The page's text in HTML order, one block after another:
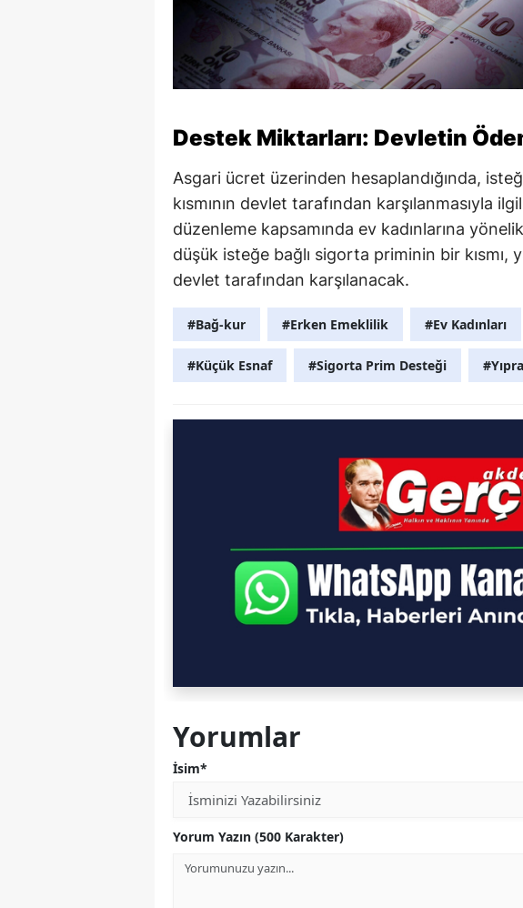
Destek Miktarları: Devletin
Asgari ücret üzerinden hesaplandığında,
kısmının devlet tarafından karşılanmasıyla
düzenleme kapsamında ev kadınlarına
düşük isteğe bağlı sigorta priminin bir kısmı,
devlet tarafından karşılanacak.
#Bağ-kur #Erken Emeklilik #Ev Kadınları
#Küçük Esnaf #Sigorta Prim Desteği
Yorumlar
İsim*
Yorum Yazın (500 Karakter)